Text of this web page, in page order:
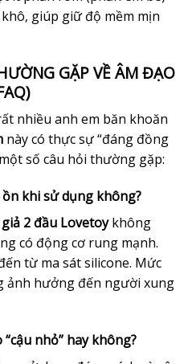
giúp giữ độ mềm mịn
GẶP VỀ ÂM ĐẠO
nhiều anh em băn khoăn
này có thực sự “đáng đồng
số câu hỏi thường gặp:
ồn khi sử dụng không?
2 đầu Lovetoykhông
có động cơ rung mạnh.
từ ma sát silicone. Mức
ảnh hưởng đến người xung
nhỏ” hay không?